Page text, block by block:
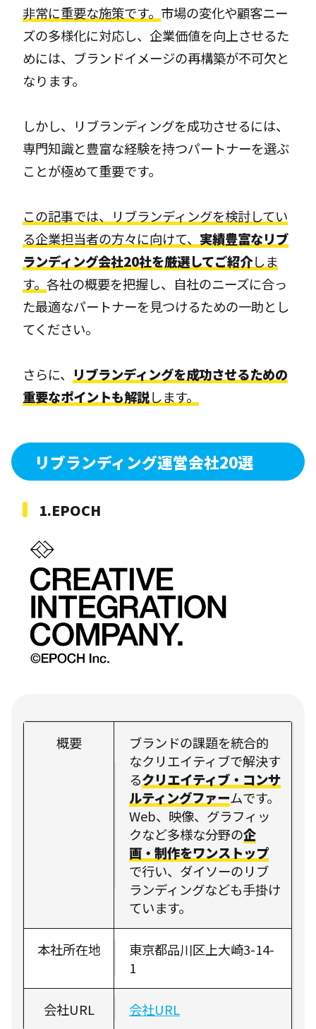
非常に重要な施策です。 市場の変化や顧客ニー
ズの多様化に対応し、企業価値を向上させるた
めには、ブランドイメージの再構築が不可欠と
なります。
しかし、リブランディングを成功させるには、
専門知識と豊富な経験を持つパートナーを選ぶ
ことが極めて重要です。
この記事では、リブランディングを検討してい
る企業担当者の方々に向けて、実績豊富なリブ
ランディング会社20社を厳選してご紹介しま
す。各社の概要を把握し、自社のニーズに合っ
た最適なパートナーを見つけるための一助とし
てください。
さらに、 リブランディングを成功させるための
重要なポイントも解説します。
リブランディング運営会社20選
1.EPOCH
概要
ブランドの課題を統合的
なクリエイティブで解決す
るクリエイティブ・コンサ
ルティングファームです。
Web、映像、グラフィッ
クなど多様な分野の企
画・制作をワンストップ
で行い、ダイソーのリブ
ランディングなども手掛け
ています。
本社所在地
東京都品川区上大崎3-14-
1
会社URL 会社URL